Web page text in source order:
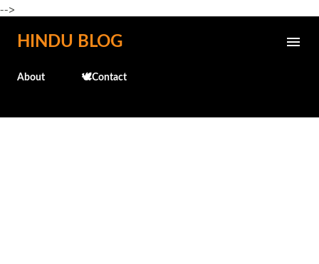
-->
Skip to main content
HINDU BLOG
About 🕊️Contact